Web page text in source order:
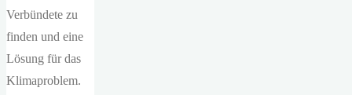
Verbündete zu
finden und eine
Lösung für das
Klimaproblem.